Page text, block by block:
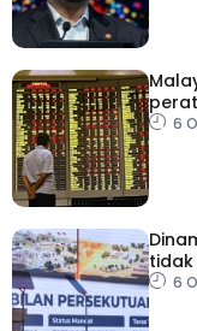
6
tidak
6